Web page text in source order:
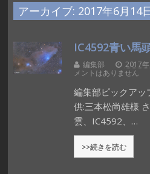
アーカイブ: 2017年6月14
IC4592青い馬
編集部 2017
メントはありません
編集部ピックアッ
供:三本松尚雄様
雲、IC4592、…
>>続きを読む